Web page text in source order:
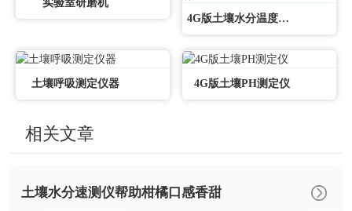
实验室研磨机
4G版土壤水分温度盐分测定仪
土壤呼吸测定仪器 4G版土壤PH测定仪
相关文章
土壤水分速测仪帮助柑橘口感香甜